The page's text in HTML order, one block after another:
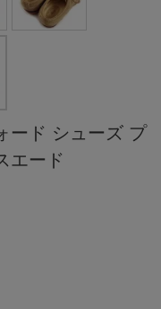
ード シューズ プ
エード